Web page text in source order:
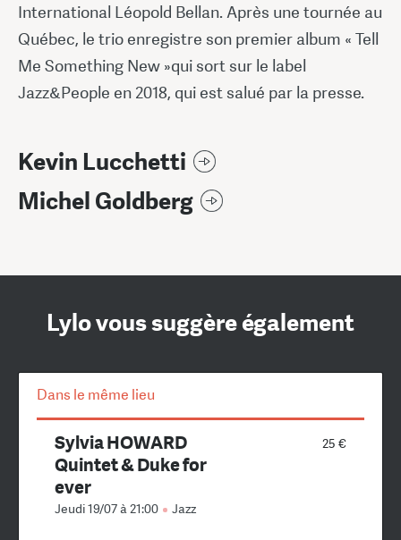
International Léopold Bellan. Après une tournée au
Québec, le trio enregistre son premier album « Tell
Me Something New »qui sort sur le label
Jazz&People en 2018, qui est salué par la presse.
Kevin Lucchetti
Michel Goldberg
Lylo vous suggère également
Dans le même lieu
25 €
Sylvia HOWARD
Quintet & Duke for
ever
Jeudi 19/07 à 21:00 Jazz